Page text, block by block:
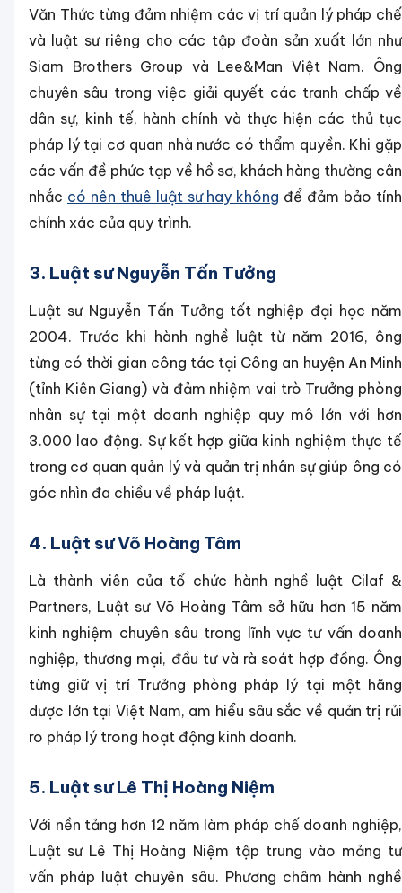
Văn Thức từng đảm nhiệm các vị trí quản lý pháp chế
và luật sư riêng cho các tập đoàn sản xuất lớn như
Siam Brothers Group và Lee&Man Việt Nam. Ông
chuyên sâu trong việc giải quyết các tranh chấp về
dân sự, kinh tế, hành chính và thực hiện các thủ tục
pháp lý tại cơ quan nhà nước có thẩm quyền. Khi gặp
các vấn đề phức tạp về hồ sơ, khách hàng thường cân
nhắc có nên thuê luật sư hay không để đảm bảo tính
chính xác của quy trình.
3. Luật sư Nguyễn Tấn Tưởng
Luật sư Nguyễn Tấn Tưởng tốt nghiệp đại học năm
2004. Trước khi hành nghề luật từ năm 2016, ông
từng có thời gian công tác tại Công an huyện An Minh
(tỉnh Kiên Giang) và đảm nhiệm vai trò Trưởng phòng
nhân sự tại một doanh nghiệp quy mô lớn với hơn
3.000 lao động. Sự kết hợp giữa kinh nghiệm thực tế
trong cơ quan quản lý và quản trị nhân sự giúp ông có
góc nhìn đa chiều về pháp luật.
4. Luật sư Võ Hoàng Tâm
Là thành viên của tổ chức hành nghề luật Cilaf &
Partners, Luật sư Võ Hoàng Tâm sở hữu hơn 15 năm
kinh nghiệm chuyên sâu trong lĩnh vực tư vấn doanh
nghiệp, thương mại, đầu tư và rà soát hợp đồng. Ông
từng giữ vị trí Trưởng phòng pháp lý tại một hãng
dược lớn tại Việt Nam, am hiểu sâu sắc về quản trị rủi
ro pháp lý trong hoạt động kinh doanh.
5. Luật sư Lê Thị Hoàng Niệm
Với nền tảng hơn 12 năm làm pháp chế doanh nghiệp,
Luật sư Lê Thị Hoàng Niệm tập trung vào mảng tư
vấn pháp luật chuyên sâu. Phương châm hành nghề